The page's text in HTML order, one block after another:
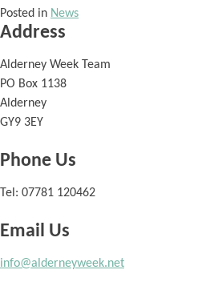
Posted in News
Address
Alderney Week Team
PO Box 1138
Alderney
GY9 3EY
Phone Us
Tel: 07781 120462
Email Us
info@alderneyweek.net